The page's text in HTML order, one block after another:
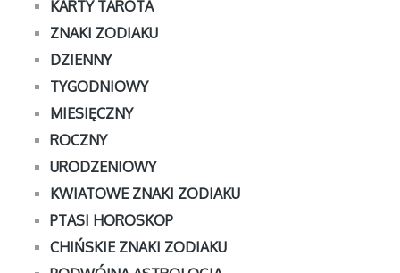
KARTY TAROTA
ZNAKI ZODIAKU
DZIENNY
TYGODNIOWY
MIESIĘCZNY
ROCZNY
URODZENIOWY
KWIATOWE ZNAKI ZODIAKU
PTASI HOROSKOP
CHIŃSKIE ZNAKI ZODIAKU